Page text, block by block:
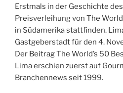
Erstmals in der Geschichte
Preisverleihung von The
in Südamerika stattfinden.
Gastgeberstadt für den 4.
Der Beitrag The World’s 50
Lima erschien zuerst auf
Branchennews seit 1999.